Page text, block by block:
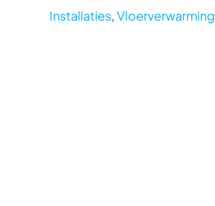
Installaties,Vloerverwarming